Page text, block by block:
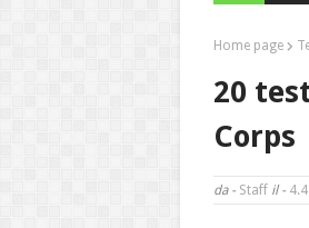
Home page
20
Corps
da - Staff il -